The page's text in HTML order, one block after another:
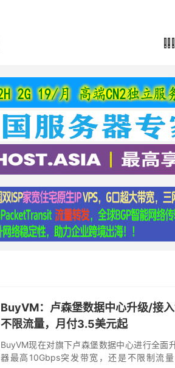

BuyVM：卢森堡数据中心升级/接
不限流量，月付3.5美元起
BuyVM现在对旗下卢森堡数据中心进行全面
器最高10Gbps突发带宽，还是不限制流